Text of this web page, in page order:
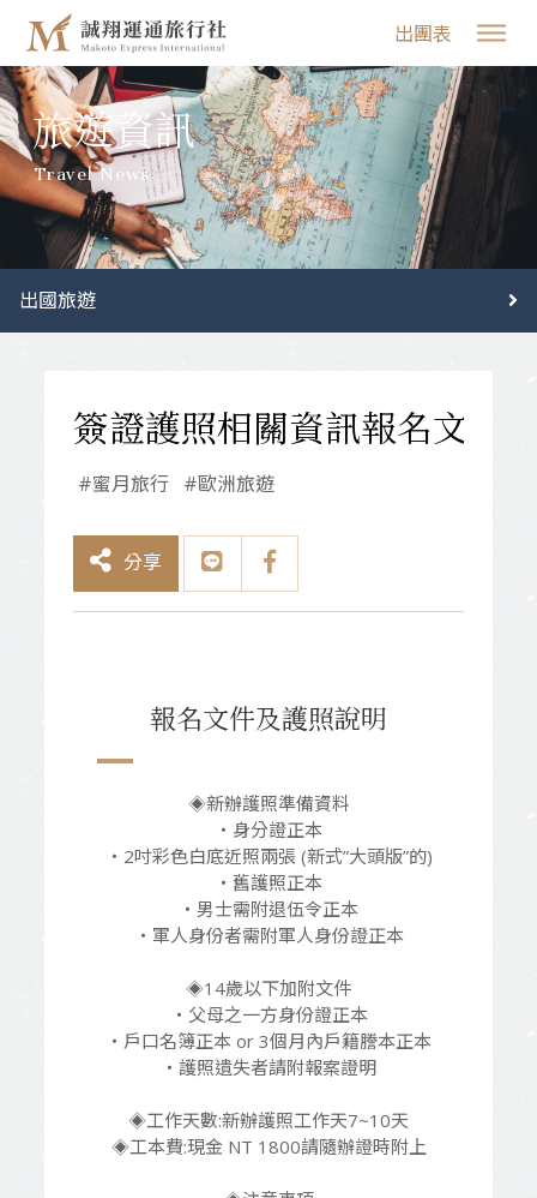
出團表
旅遊資訊
Travel News
出國旅遊
#蜜月旅行 #歐洲旅遊
分享
報名文件及護照說明
◈新辦護照準備資料
‧身分證正本
‧2吋彩色白底近照兩張 (新式”大頭版”的)
‧舊護照正本
‧男士需附退伍令正本
‧軍人身份者需附軍人身份證正本
◈14歲以下加附文件
‧父母之一方身份證正本
‧戶口名簿正本 or 3個月內戶籍謄本正本
‧護照遺失者請附報案證明
◈工作天數:新辦護照工作天7~10天
◈工本費:現金 NT 1800請隨辦證時附上